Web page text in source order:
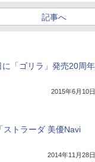
記事へ
「ゴリラ」発売20周年
2015年6月10日
ストラーダ 美優Navi
2014年11月28日